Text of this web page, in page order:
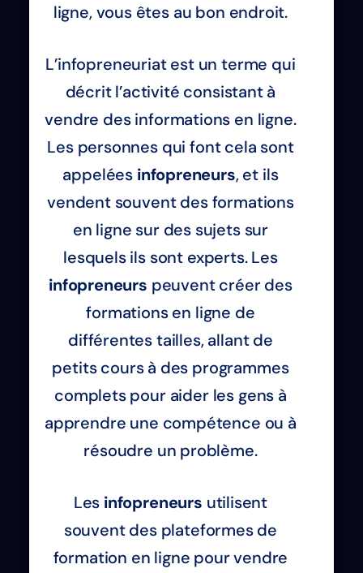
ligne, vous êtes au bon endroit.
L’infopreneuriat est un terme qui
décrit l’activité consistant à
vendre des informations en ligne.
Les personnes qui font cela sont
appelées infopreneurs, et ils
vendent souvent des formations
en ligne sur des sujets sur
lesquels ils sont experts. Les
infopreneurs peuvent créer des
formations en ligne de
différentes tailles, allant de
petits cours à des programmes
complets pour aider les gens à
apprendre une compétence ou à
résoudre un problème.
Les infopreneurs utilisent
souvent des plateformes de
formation en ligne pour vendre